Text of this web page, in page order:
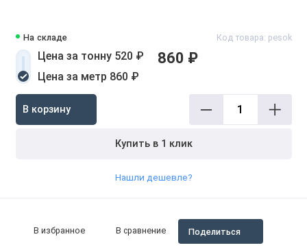
На складе Код товара: pesok
Цена за тонну 520 ₽
Цена за метр 860 ₽
860 ₽
В корзину
Купить в 1 клик
Нашли дешевле?
В избранное В сравнение Поделиться